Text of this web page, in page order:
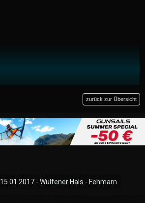
zurück zur Übersicht
15.01.2017 - Wulfener Hals - Fehmarn